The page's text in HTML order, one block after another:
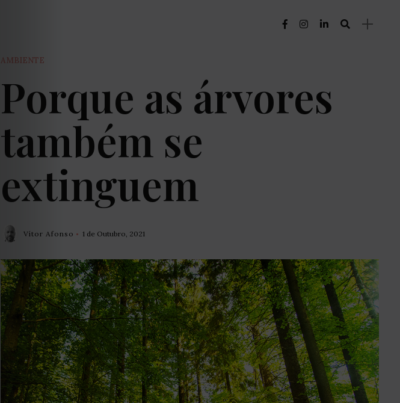
AMBIENTE
Porque as árvores
também se
extinguem
Vítor Afonso 1 de Outubro, 2021